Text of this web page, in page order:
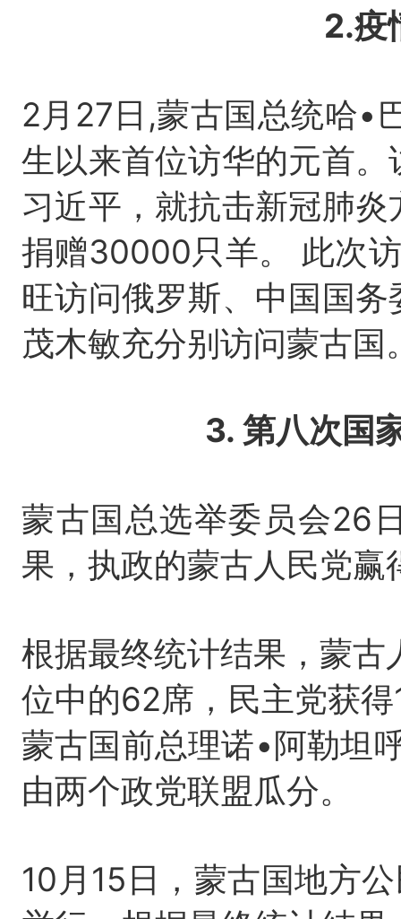
2.疫
2月27日,蒙古国总统哈•
生以来首位访华的元首
习近平，就抗击新冠肺
捐赠30000只羊。 此次
旺访问俄罗斯、中国国
茂木敏充分别访问蒙古国
3. 第八次国
蒙古国总选举委员会26
果，执政的蒙古人民党
根据最终统计结果，蒙
位中的62席，民主党获
蒙古国前总理诺•阿勒坦
由两个政党联盟瓜分。
10月15日，蒙古国地方